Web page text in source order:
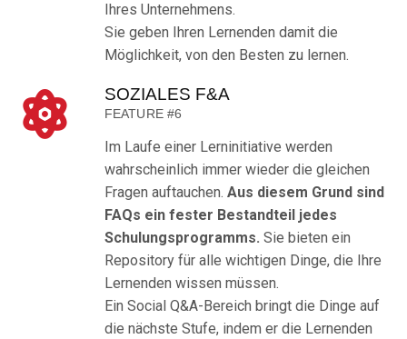
Ihres Unternehmens.
Sie geben Ihren Lernenden damit die
Möglichkeit, von den Besten zu lernen.
SOZIALES F&A
FEATURE #6
Im Laufe einer Lerninitiative werden
wahrscheinlich immer wieder die gleichen
Fragen auftauchen. Aus diesem Grund sind
FAQs ein fester Bestandteil jedes
Schulungsprogramms. Sie bieten ein
Repository für alle wichtigen Dinge, die Ihre
Lernenden wissen müssen.
Ein Social Q&A-Bereich bringt die Dinge auf
die nächste Stufe, indem er die Lernenden